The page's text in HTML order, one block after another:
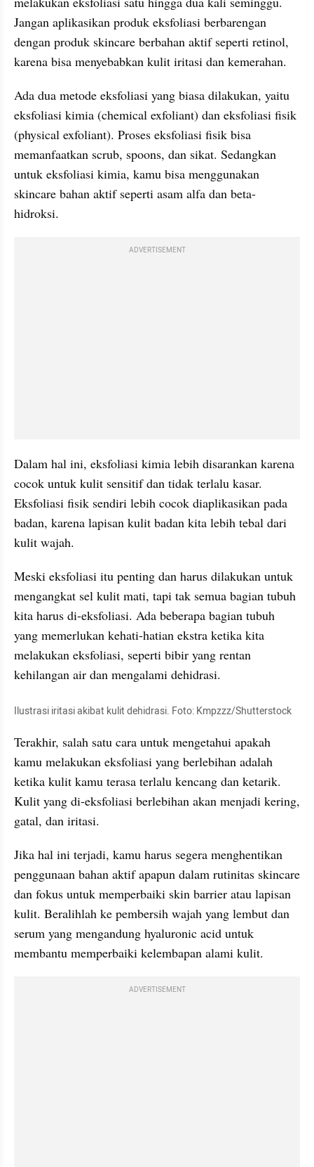
Jangan aplikasikan produk eksfoliasi berbarengan
dengan produk skincare berbahan aktif seperti retinol,
karena bisa menyebabkan kulit iritasi dan kemerahan.
Ada dua metode eksfoliasi yang biasa dilakukan, yaitu
eksfoliasi kimia (chemical exfoliant) dan eksfoliasi fisik
(physical exfoliant). Proses eksfoliasi fisik bisa
memanfaatkan scrub, spoons, dan sikat. Sedangkan
untuk eksfoliasi kimia, kamu bisa menggunakan
skincare bahan aktif seperti asam alfa dan beta-
hidroksi.
ADVERTISEMENT
Dalam hal ini, eksfoliasi kimia lebih disarankan karena
cocok untuk kulit sensitif dan tidak terlalu kasar.
Eksfoliasi fisik sendiri lebih cocok diaplikasikan pada
badan, karena lapisan kulit badan kita lebih tebal dari
kulit wajah.
Meski eksfoliasi itu penting dan harus dilakukan untuk
mengangkat sel kulit mati, tapi tak semua bagian tubuh
kita harus di-eksfoliasi. Ada beberapa bagian tubuh
yang memerlukan kehati-hatian ekstra ketika kita
melakukan eksfoliasi, seperti bibir yang rentan
kehilangan air dan mengalami dehidrasi.
Ilustrasi iritasi akibat kulit dehidrasi. Foto: Kmpzzz/Shutterstock
Terakhir, salah satu cara untuk mengetahui apakah
kamu melakukan eksfoliasi yang berlebihan adalah
ketika kulit kamu terasa terlalu kencang dan ketarik.
Kulit yang di-eksfoliasi berlebihan akan menjadi kering,
gatal, dan iritasi.
Jika hal ini terjadi, kamu harus segera menghentikan
penggunaan bahan aktif apapun dalam rutinitas skincare
dan fokus untuk memperbaiki skin barrier atau lapisan
kulit. Beralihlah ke pembersih wajah yang lembut dan
serum yang mengandung hyaluronic acid untuk
membantu memperbaiki kelembapan alami kulit.
ADVERTISEMENT